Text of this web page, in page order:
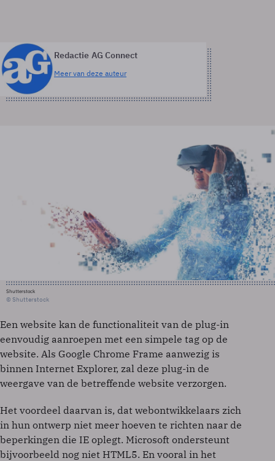
Redactie AG Connect
Meer van deze auteur
Shutterstock
© Shutterstock
Een website kan de functionaliteit van de plug-in
eenvoudig aanroepen met een simpele tag op de
website. Als Google Chrome Frame aanwezig is
binnen Internet Explorer, zal deze plug-in de
weergave van de betreffende website verzorgen.
Het voordeel daarvan is, dat webontwikkelaars zich
in hun ontwerp niet meer hoeven te richten naar de
beperkingen die IE oplegt. Microsoft ondersteunt
bijvoorbeeld nog niet HTML5. En vooral in het